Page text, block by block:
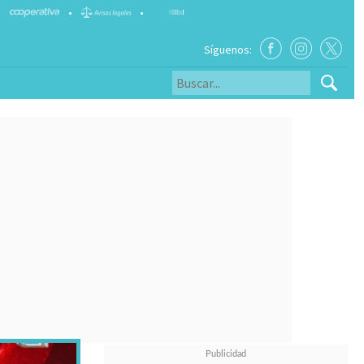
• •
Síguenos: